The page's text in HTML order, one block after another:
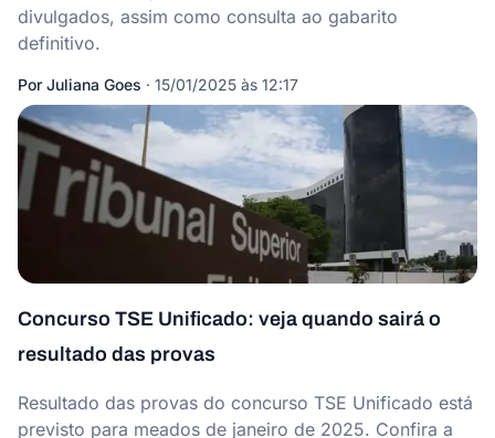
divulgados, assim como consulta ao gabarito
definitivo.
Por Juliana Goes · 15/01/2025 às 12:17
Concurso TSE Unificado: veja quando sairá o
resultado das provas
Resultado das provas do concurso TSE Unificado está
previsto para meados de janeiro de 2025. Confira a